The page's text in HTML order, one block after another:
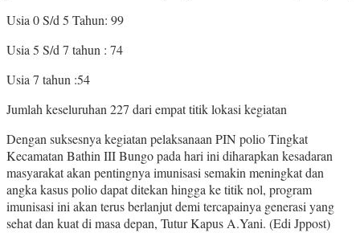
Usia 0 S/d 5 Tahun: 99
Usia 5 S/d 7 tahun : 74
Usia 7 tahun :54
Jumlah keseluruhan 227 dari empat titik lokasi kegiatan
Dengan suksesnya kegiatan pelaksanaan PIN polio Tingkat
Kecamatan Bathin III Bungo pada hari ini diharapkan kesadaran
masyarakat akan pentingnya imunisasi semakin meningkat dan
angka kasus polio dapat ditekan hingga ke titik nol, program
imunisasi ini akan terus berlanjut demi tercapainya generasi yang
sehat dan kuat di masa depan, Tutur Kapus A.Yani. (Edi Jppost)